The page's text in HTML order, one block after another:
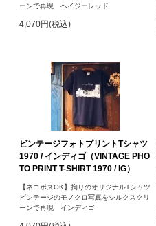
ーンで再現 ヘイジーレッド
4,070円(税込)
ビンテージフォトプリントTシャツ
1970 / インディゴ（VINTAGE PHO
TO PRINT T-SHIRT 1970 / IG）
【ネコポスOK】拘りのオリジナルTシャツ
ビンテージのモノクロ写真をシルクスクリ
ーンで再現 インディゴ